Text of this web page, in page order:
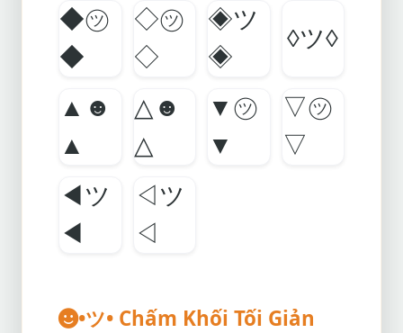
◆㋡
◆
◇㋡
◇
◈ツ
◈
◊ツ◊
▲☻
▲
△☻
△
▼㋡
▼
▽㋡
▽
◀ツ
◀
◁ツ
◁
•ツ• Chấm Khối Tối Giản